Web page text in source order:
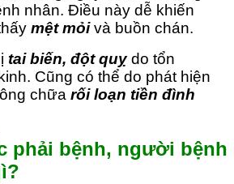
nhân. Điều này dễ khiến
mệt mỏivà buồn chán.
tai biến, đột quỵdo tổn
Cũng có thể do phát hiện
chữa rối loạn tiền đình
phải bệnh, người bệnh